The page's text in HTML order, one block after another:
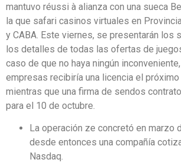
mantuvo réussi à alianza con una sueca
la que safari casinos virtuales en
y CABA. Este viernes, se presentarán los
los detalles de todas las ofertas de
caso de que no haya ningún
empresas recibiría una licencia el
mientras que una firma de sendos
para el 10 de octubre.
La operación ze concretó en marzo
desde entonces una compañía
Nasdaq.